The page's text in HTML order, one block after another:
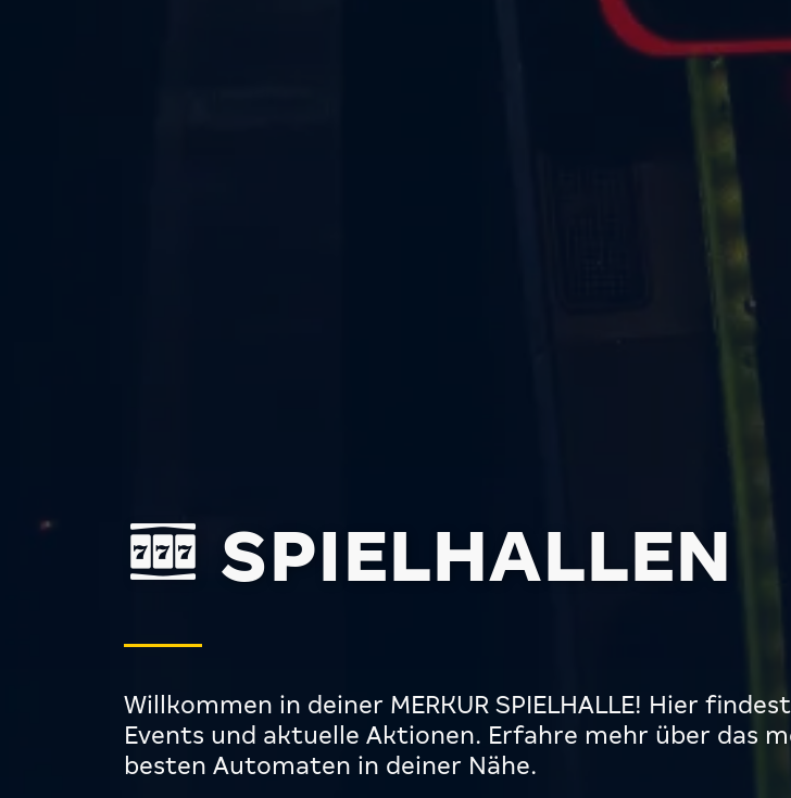
SPIELHALLEN
Willkommen in deiner MERKUR SPIELHALLE! Hier
Events und aktuelle Aktionen. Erfahre mehr über das
besten Automaten in deiner Nähe.